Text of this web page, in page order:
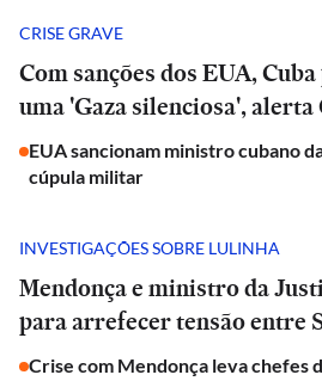
CRISE GRAVE
Com sanções dos EUA,
uma 'Gaza silenciosa', alerta
EUA sancionam ministro cubano
cúpula militar
INVESTIGAÇÕES SOBRE LULINHA
Mendonça e ministro da
para arrefecer tensão entre
Crise com Mendonça leva chefes